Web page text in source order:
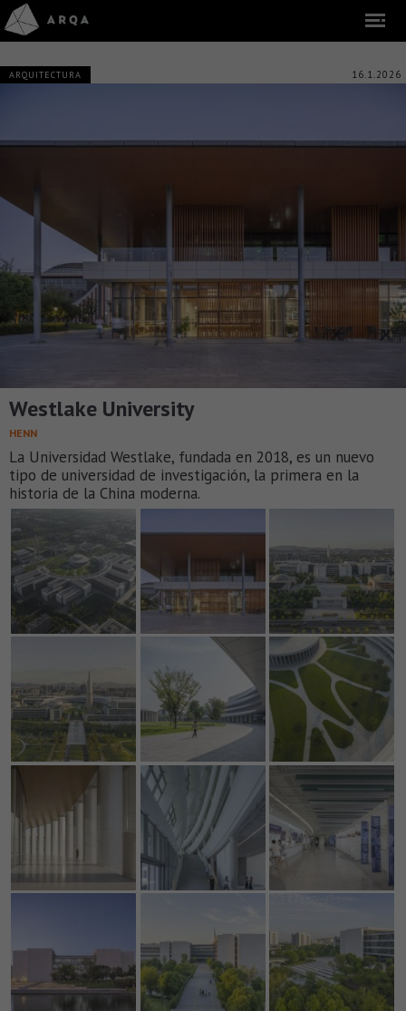
ARQUITECTURA 16.1.2026
Westlake University
HENN
La Universidad Westlake, fundada en 2018, es un nuevo
tipo de universidad de investigación, la primera en la
historia de la China moderna.